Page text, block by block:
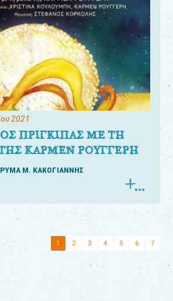
2021
ΠΡΙΓΚΙΠΑΣ ΜΕ ΤΗ
ΚΑΡΜΕΝ ΡΟΥΓΓΕΡΗ
Μ. ΚΑΚΟΓΙΑΝΝΗΣ
1 2 3 4 5 6 7